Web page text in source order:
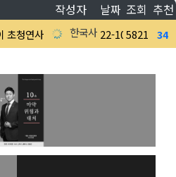
작성자 날짜 조회 추천
청연사 노필립 변호사 0
한국사회공헌협회
22-10-13
5821 34